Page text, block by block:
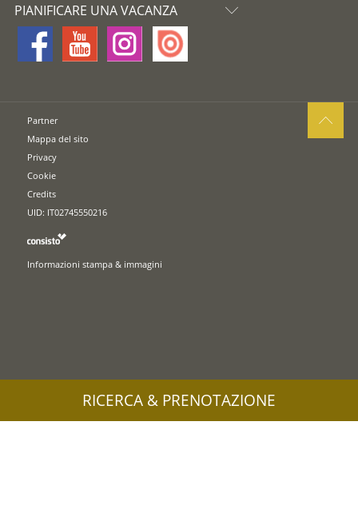
PIANIFICARE UNA VACANZA
Partner
Mappa del sito
Privacy
Cookie
Credits
UID: IT02745550216
Informazioni stampa & immagini
RICERCA & PRENOTAZIONE